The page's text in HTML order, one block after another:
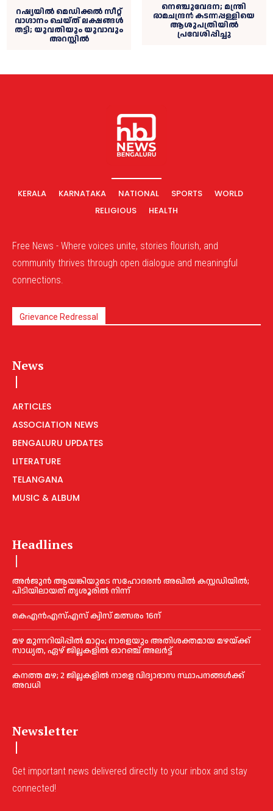
റഷ്യയില്‍ മെഡിക്കല്‍ സീറ്റ്
വാഗ്ദാനം ചെയ്ത് ലക്ഷങ്ങള്‍
തട്ടി; യുവതിയും യുവാവും
അറസ്റ്റില്‍
നെഞ്ചുവേദന; മന്ത്രി
രാമചന്ദ്രന്‍ കടന്നപ്പള്ളിയെ
ആശുപത്രിയില്‍
പ്രവേശിപ്പിച്ചു
KERALA KARNATAKA NATIONAL SPORTS
WORLD
RELIGIOUS
HEALTH
Free News - Where voices unite, stories flourish, and
community thrives through open dialogue and meaningful
connections.
Grievance Redressal
News
ARTICLES
ASSOCIATION NEWS
BENGALURU UPDATES
LITERATURE
TELANGANA
MUSIC & ALBUM
Headlines
അര്‍ജുന്‍ ആയങ്കിയുടെ സഹോദരന്‍ അഖില്‍ കസ്റ്റഡിയില്‍;
പിടിയിലായത് തൃശൂരില്‍ നിന്ന്
കെഎൻഎസ്എസ് ക്വിസ് മത്സരം 16ന്
മഴ മുന്നറിയിപ്പിൽ മാറ്റം; നാളെയും അതിശക്തമായ മഴയ്ക്ക്
സാധ്യത, ഏഴ് ജില്ലകളിൽ ഓറഞ്ച് അലർട്ട്
കനത്ത മഴ; 2 ജില്ലകളില്‍ നാളെ വിദ്യാഭാസ സ്ഥാപനങ്ങള്‍ക്ക്
അവധി
Newsletter
Get important news delivered directly to your inbox and stay
connected!